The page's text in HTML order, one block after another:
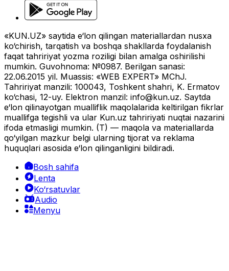
«KUN.UZ» saytida e‘lon qilingan materiallardan nusxa
ko‘chirish, tarqatish va boshqa shakllarda foydalanish
faqat tahririyat yozma roziligi bilan amalga oshirilishi
mumkin. Guvohnoma: №0987. Berilgan sanasi:
22.06.2015 yil. Muassis: «WEB EXPERT» MChJ.
Tahririyat manzili: 100043, Toshkent shahri, K. Ermatov
ko‘chasi, 12-uy. Elektron manzil: info@kun.uz. Saytda
e‘lon qilinayotgan mualliflik maqolalarida keltirilgan fikrlar
muallifga tegishli va ular Kun.uz tahririyati nuqtai nazarini
ifoda etmasligi mumkin. (T) — maqola va materiallarda
qo‘yilgan mazkur belgi ularning tijorat va reklama
huquqlari asosida e‘lon qilinganligini bildiradi.
Bosh sahifa
Lenta
Ko‘rsatuvlar
Audio
Menyu